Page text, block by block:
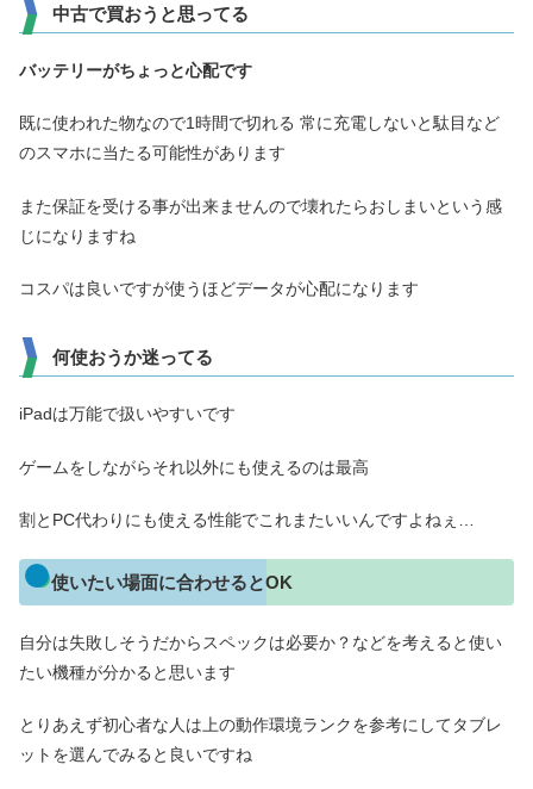
中古で買おうと思ってる
バッテリーがちょっと心配です
既に使われた物なので1時間で切れる 常に充電しないと駄目など
のスマホに当たる可能性があります
また保証を受ける事が出来ませんので壊れたらおしまいという感
じになりますね
コスパは良いですが使うほどデータが心配になります
何使おうか迷ってる
iPadは万能で扱いやすいです
ゲームをしながらそれ以外にも使えるのは最高
割とPC代わりにも使える性能でこれまたいいんですよねぇ…
使いたい場面に合わせるとOK
自分は失敗しそうだからスペックは必要か？などを考えると使い
たい機種が分かると思います
とりあえず初心者な人は上の動作環境ランクを参考にしてタブレ
ットを選んでみると良いですね